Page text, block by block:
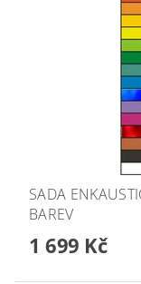
SADA
BAREV
1 699 Kč